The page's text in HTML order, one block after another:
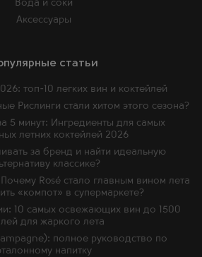
Вода и соки
Аксессуары
статьи
топ-10 легких вин и коктейлей
Рислинги стали хитом этого сезона?
5 минут: Ингредиенты для самых
летних коктейлей 2026
за бренд и найти идеальную
классике?
Rosé стало главным вином лета
«компот» в супермаркете?
10 самых освежающих вин до 1500
для жаркого лета
полное руководство по
напитку